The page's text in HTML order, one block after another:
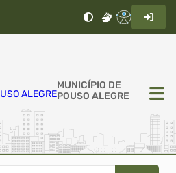
MUNICÍPIO DE
POUSO ALEGRE